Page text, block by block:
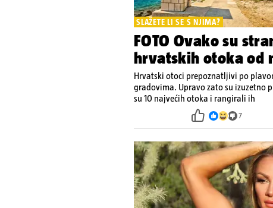
SLAŽETE LI SE S NJIMA?
FOTO Ovako su
hrvatskih otoka od
Hrvatski otoci prepoznatljivi po
gradovima. Upravo zato su izuzetno
su 10 najvećih otoka i rangirali ih
7